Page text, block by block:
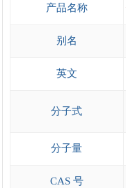
产品名称
别名
英文
分子式
分子量
CAS 号